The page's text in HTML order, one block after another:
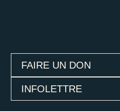
FAIRE UN DON
INFOLETTRE